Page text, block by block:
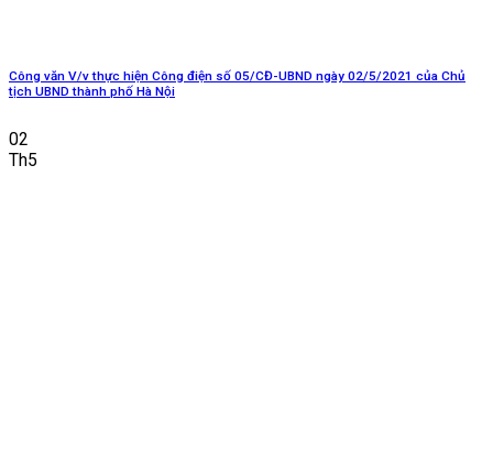
Công văn V/v thực hiện Công điện số 05/CĐ-UBND ngày 02/5/2021 của Chủ
tịch UBND thành phố Hà Nội
02
Th5